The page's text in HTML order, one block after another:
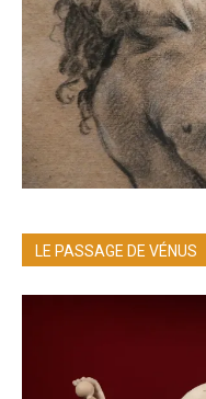
LE PASSAGE DE VÉNUS